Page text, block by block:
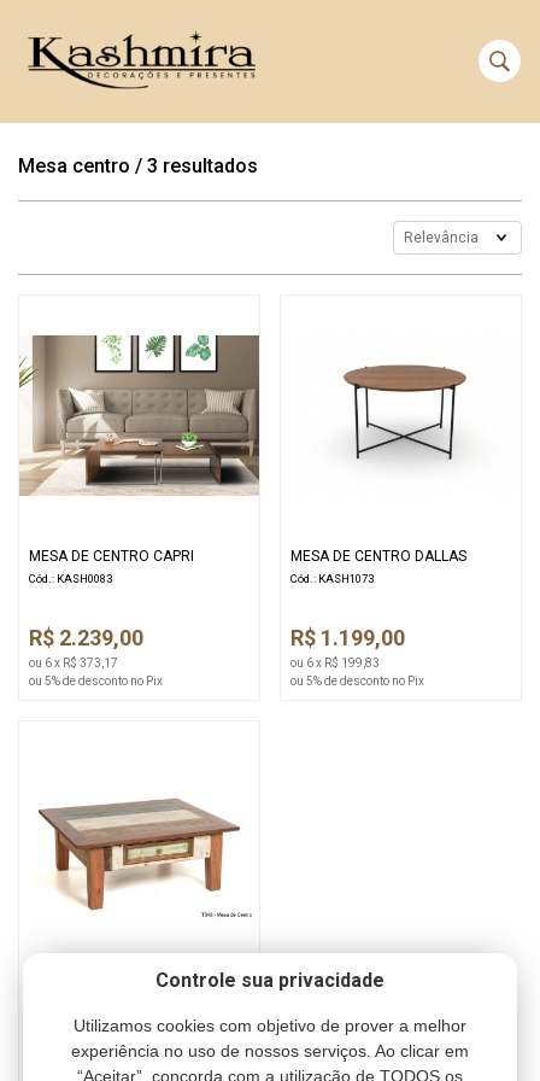
Controle sua privacidade
Utilizamos cookies com objetivo de prover a melhor
experiência no uso de nossos serviços. Ao clicar em
“Aceitar”, concorda com a utilização de TODOS os
Mesa centro / 3 resultados
MESA DE CENTRO CAPRI
Cód.: KASH0083
R$ 2.239,00
ou 6 x R$ 373,17
ou 5% de desconto no Pix
MESA DE CENTRO DALLAS
Cód.: KASH1073
R$ 1.199,00
ou 6 x R$ 199,83
ou 5% de desconto no Pix
T348 MESA DE CENTRO
DEMOLIÇÃO )
Cód.: KASH1075